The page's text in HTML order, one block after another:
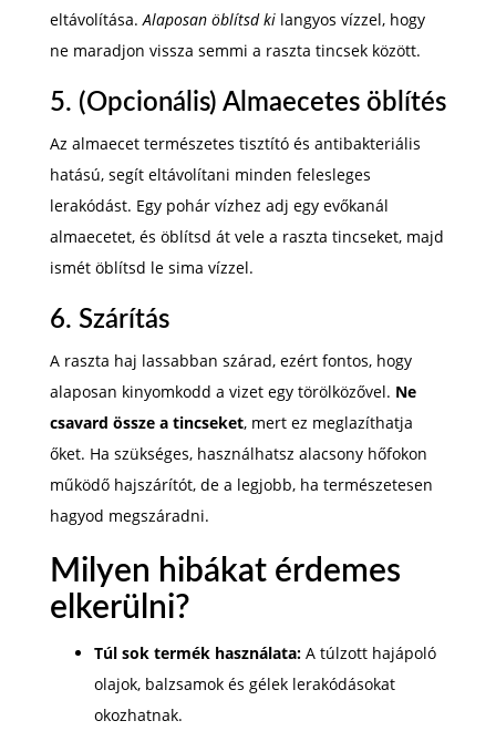
eltávolítása. Alaposan öblítsd ki langyos vízzel, hogy
ne maradjon vissza semmi a raszta tincsek között.
5. (Opcionális) Almaecetes öblítés
Az almaecet természetes tisztító és antibakteriális
hatású, segít eltávolítani minden felesleges
lerakódást. Egy pohár vízhez adj egy evőkanál
almaecetet, és öblítsd át vele a raszta tincseket, majd
ismét öblítsd le sima vízzel.
6. Szárítás
A raszta haj lassabban szárad, ezért fontos, hogy
alaposan kinyomkodd a vizet egy törölközővel. Ne
csavard össze a tincseket, mert ez meglazíthatja
őket. Ha szükséges, használhatsz alacsony hőfokon
működő hajszárítót, de a legjobb, ha természetesen
hagyod megszáradni.
Milyen hibákat érdemes
elkerülni?
Túl sok termék használata: A túlzott hajápoló
olajok, balzsamok és gélek lerakódásokat
okozhatnak.